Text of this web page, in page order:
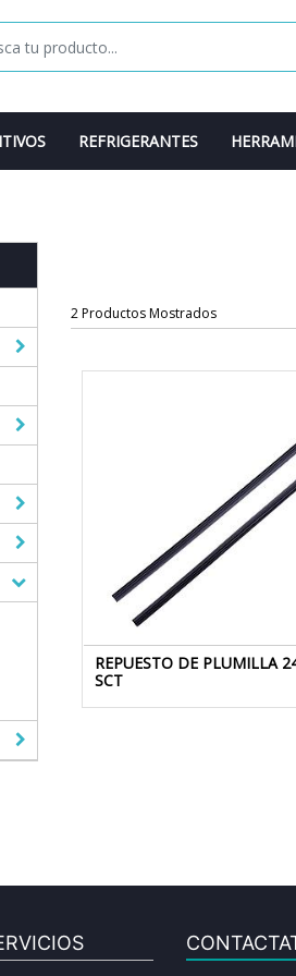
REFRIGERANTES
2 Productos Mostrados
REPUESTO DE PLUMILLA
SCT